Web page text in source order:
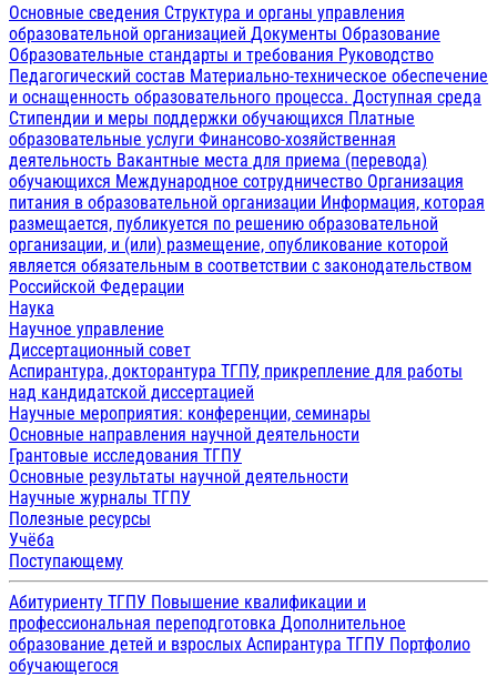
Основные сведения Структура и органы управления
образовательной организацией Документы Образование
Образовательные стандарты и требования Руководство
Педагогический состав Материально-техническое обеспечение
и оснащенность образовательного процесса. Доступная среда
Стипендии и меры поддержки обучающихся Платные
образовательные услуги Финансово-хозяйственная
деятельность Вакантные места для приема (перевода)
обучающихся Международное сотрудничество Организация
питания в образовательной организации Информация, которая
размещается, публикуется по решению образовательной
организации, и (или) размещение, опубликование которой
является обязательным в соответствии с законодательством
Российской Федерации
Наука
Научное управление
Диссертационный совет
Аспирантура, докторантура ТГПУ, прикрепление для работы
над кандидатской диссертацией
Научные мероприятия: конференции, семинары
Основные направления научной деятельности
Грантовые исследования ТГПУ
Основные результаты научной деятельности
Научные журналы ТГПУ
Полезные ресурсы
Учёба
Поступающему
Абитуриенту ТГПУ Повышение квалификации и
профессиональная переподготовка Дополнительное
образование детей и взрослых Аспирантура ТГПУ Портфолио
обучающегося